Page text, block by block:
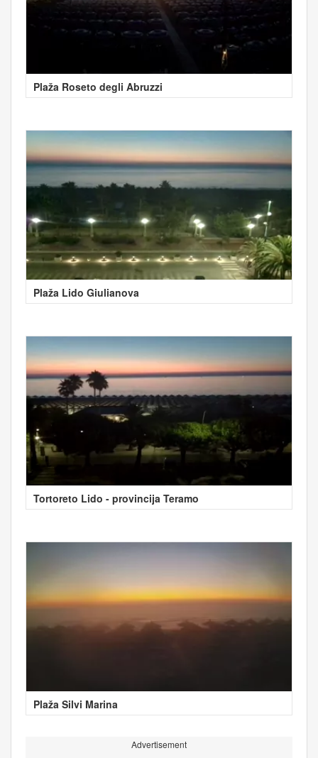
Plaža Roseto degli Abruzzi
Plaža Lido Giulianova
Tortoreto Lido - provincija Teramo
Plaža Silvi Marina
Advertisement